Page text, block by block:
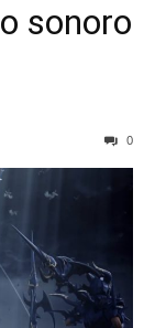
sonoro
0